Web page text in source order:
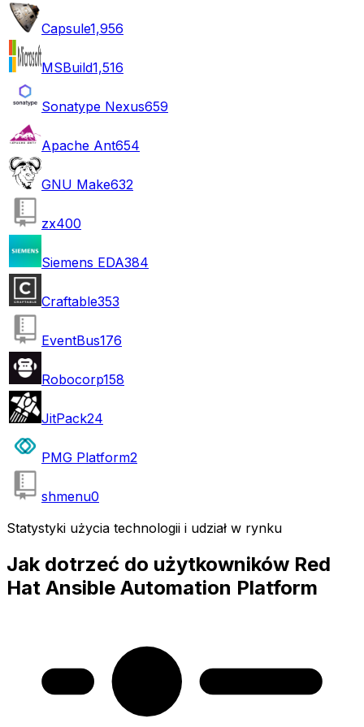
Capsule1,956
MSBuild1,516
Sonatype Nexus659
Apache Ant654
GNU Make632
zx400
Siemens EDA384
Craftable353
EventBus176
Robocorp158
JitPack24
PMG Platform2
shmenu0
Statystyki użycia technologii i udział w rynku
Jak dotrzeć do użytkowników Red
Hat Ansible Automation Platform